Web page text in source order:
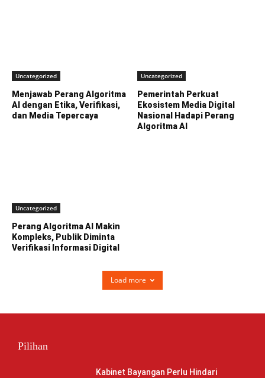
Uncategorized
Menjawab Perang Algoritma
AI dengan Etika, Verifikasi,
dan Media Tepercaya
Uncategorized
Pemerintah Perkuat
Ekosistem Media Digital
Nasional Hadapi Perang
Algoritma AI
Uncategorized
Perang Algoritma AI Makin
Kompleks, Publik Diminta
Verifikasi Informasi Digital
Load more
Pilihan
Kabinet Bayangan Perlu Hindari